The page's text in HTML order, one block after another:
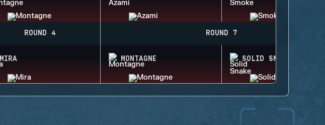
ROUND 4 ROUND 7
MIRA MONTAGNE SOLID SNAKE